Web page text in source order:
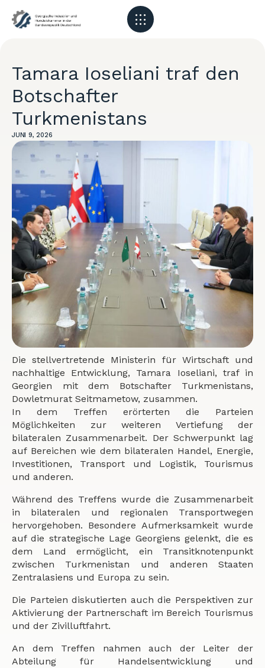
Tamara Ioseliani traf den
Botschafter
Turkmenistans
JUNI 9, 2026
Die stellvertretende Ministerin für Wirtschaft und
nachhaltige Entwicklung, Tamara Ioseliani, traf in
Georgien mit dem Botschafter Turkmenistans,
Dowletmurat Seitmametow, zusammen.
In dem Treffen erörterten die Parteien
Möglichkeiten zur weiteren Vertiefung der
bilateralen Zusammenarbeit. Der Schwerpunkt lag
auf Bereichen wie dem bilateralen Handel, Energie,
Investitionen, Transport und Logistik, Tourismus
und anderen.
Während des Treffens wurde die Zusammenarbeit
in bilateralen und regionalen Transportwegen
hervorgehoben. Besondere Aufmerksamkeit wurde
auf die strategische Lage Georgiens gelenkt, die es
dem Land ermöglicht, ein Transitknotenpunkt
zwischen Turkmenistan und anderen Staaten
Zentralasiens und Europa zu sein.
Die Parteien diskutierten auch die Perspektiven zur
Aktivierung der Partnerschaft im Bereich Tourismus
und der Zivilluftfahrt.
An dem Treffen nahmen auch der Leiter der
Abteilung für Handelsentwicklung und